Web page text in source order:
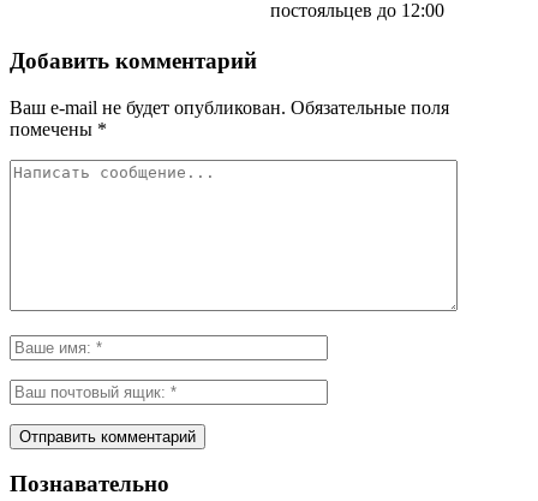
постояльцев до 12:00
Добавить комментарий
Ваш e-mail не будет опубликован. Обязательные поля
помечены *
Познавательно